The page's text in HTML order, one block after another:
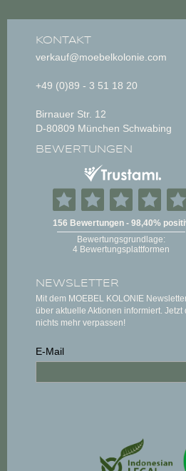
KONTAKT
verkauf@moebelkolonie.com
+49 (0)89 - 3 51 18 20
Birnauer Str. 12
D-80809 München Schwabing
BEWERTUNGEN
NEWSLETTER
Mit dem MOEBEL KOLONIE
über aktuelle Aktionen informiert.
nichts mehr verpassen!
E-Mail